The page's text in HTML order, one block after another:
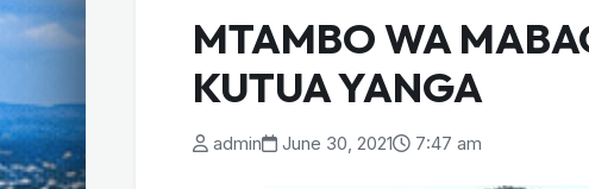
MTAMBO WA
KUTUA YANGA
admin June 30, 2021 7:47 am